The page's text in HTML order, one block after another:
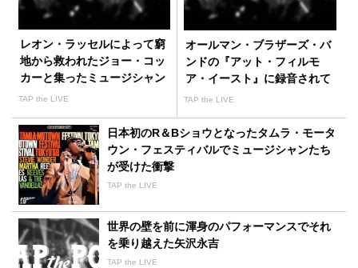
レオン・ラッセルによって窮
地から救われたジョー・コッ
カーと集ったミュージシャン
たち
TAP the LIVE
オールマン・ブラザーズ・バ
ンドの『アット・フィルモ
ア・イースト』に録音されて
いるものとは？
TAP the LIVE
日本初のR＆Bショウとなったタムラ・モータ
ウン・フェスティバルでミュージシャンたち
が受けた衝撃
TAP the LIVE
世界の壁を前に渾身のパフォーマンスでそれ
を乗り越えた矢沢永吉
TAP the LIVE